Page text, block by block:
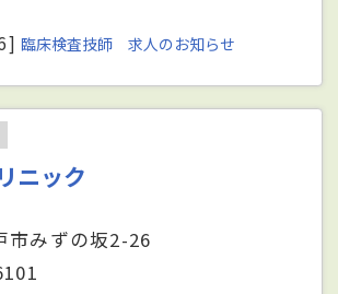
臨床検査技師 求人のお知らせ
ニック
市みずの坂2-26